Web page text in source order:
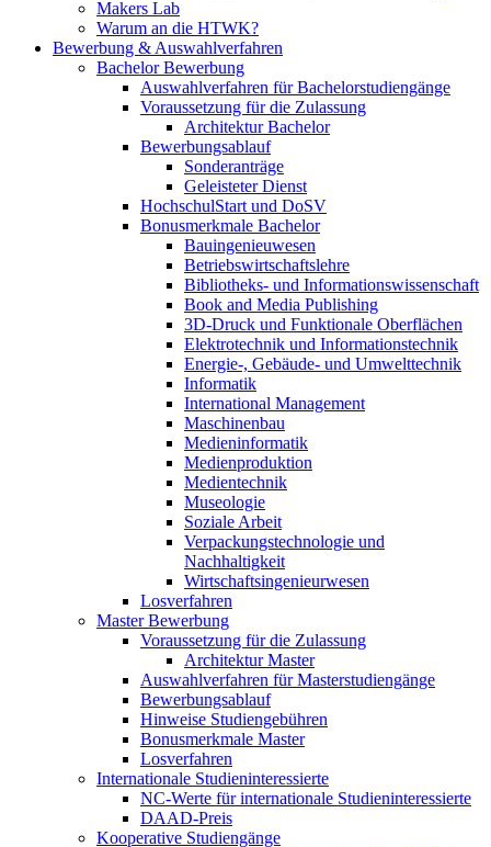
Makers Lab
Warum an die HTWK?
Bewerbung & Auswahlverfahren
Bachelor Bewerbung
Auswahlverfahren für Bachelorstudiengänge
Voraussetzung für die Zulassung
Architektur Bachelor
Bewerbungsablauf
Sonderanträge
Geleisteter Dienst
HochschulStart und DoSV
Bonusmerkmale Bachelor
Bauingenieuwesen
Betriebswirtschaftslehre
Bibliotheks- und Informationswissenschaft
Book and Media Publishing
3D-Druck und Funktionale Oberflächen
Elektrotechnik und Informationstechnik
Energie-, Gebäude- und Umwelttechnik
Informatik
International Management
Maschinenbau
Medieninformatik
Medienproduktion
Medientechnik
Museologie
Soziale Arbeit
Verpackungstechnologie und
Nachhaltigkeit
Wirtschaftsingenieurwesen
Losverfahren
Master Bewerbung
Voraussetzung für die Zulassung
Architektur Master
Auswahlverfahren für Masterstudiengänge
Bewerbungsablauf
Hinweise Studiengebühren
Bonusmerkmale Master
Losverfahren
Internationale Studieninteressierte
NC-Werte für internationale Studieninteressierte
DAAD-Preis
Kooperative Studiengänge